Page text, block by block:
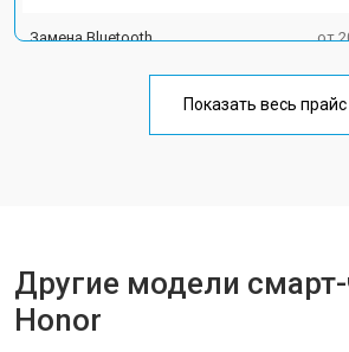
Замена Bluetooth от
Показать весь прайс
Другие модели
Honor